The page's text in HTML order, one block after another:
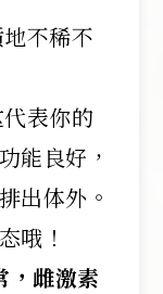
不稀不
表你的
能良好，
出体外。
哦！
，雌激素